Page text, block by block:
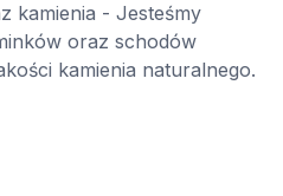
kamienia - Jesteśmy
oraz schodów
kamienia naturalnego.